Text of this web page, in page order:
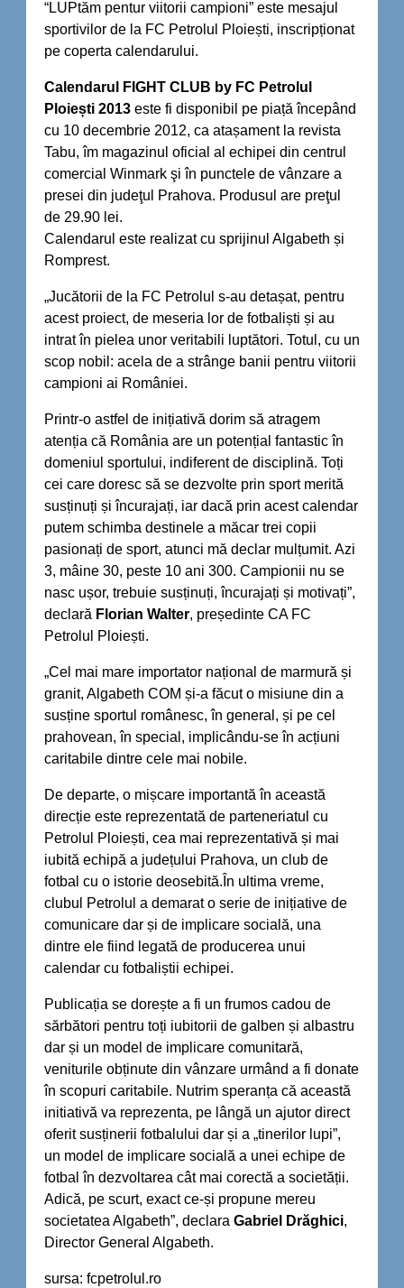
“LUPtăm pentur viitorii campioni” este mesajul
sportivilor de la FC Petrolul Ploiești, inscripționat
pe coperta calendarului.
Calendarul FIGHT CLUB by FC Petrolul
Ploiești 2013 este fi disponibil pe piață începând
cu 10 decembrie 2012, ca atașament la revista
Tabu, îm magazinul oficial al echipei din centrul
comercial Winmark şi în punctele de vânzare a
presei din judeţul Prahova. Produsul are preţul
de 29.90 lei.
Calendarul este realizat cu sprijinul Algabeth și
Romprest.
„Jucătorii de la FC Petrolul s-au detașat, pentru
acest proiect, de meseria lor de fotbaliști și au
intrat în pielea unor veritabili luptători. Totul, cu un
scop nobil: acela de a strânge banii pentru viitorii
campioni ai României.
Printr-o astfel de inițiativă dorim să atragem
atenția că România are un potențial fantastic în
domeniul sportului, indiferent de disciplină. Toți
cei care doresc să se dezvolte prin sport merită
susținuți și încurajați, iar dacă prin acest calendar
putem schimba destinele a măcar trei copii
pasionați de sport, atunci mă declar mulțumit. Azi
3, mâine 30, peste 10 ani 300. Campionii nu se
nasc ușor, trebuie susținuți, încurajați și motivați”,
declară Florian Walter, președinte CA FC
Petrolul Ploiești.
„Cel mai mare importator național de marmură și
granit, Algabeth COM și-a făcut o misiune din a
susține sportul românesc, în general, și pe cel
prahovean, în special, implicându-se în acțiuni
caritabile dintre cele mai nobile.
De departe, o mișcare importantă în această
direcție este reprezentată de parteneriatul cu
Petrolul Ploiești, cea mai reprezentativă și mai
iubită echipă a județului Prahova, un club de
fotbal cu o istorie deosebită.În ultima vreme,
clubul Petrolul a demarat o serie de inițiative de
comunicare dar și de implicare socială, una
dintre ele fiind legată de producerea unui
calendar cu fotbaliștii echipei.
Publicația se dorește a fi un frumos cadou de
sărbători pentru toți iubitorii de galben și albastru
dar și un model de implicare comunitară,
veniturile obținute din vânzare urmând a fi donate
în scopuri caritabile. Nutrim speranța că această
initiativă va reprezenta, pe lângă un ajutor direct
oferit susținerii fotbalului dar și a „tinerilor lupi”,
un model de implicare socială a unei echipe de
fotbal în dezvoltarea cât mai corectă a societății.
Adică, pe scurt, exact ce-și propune mereu
societatea Algabeth”, declara Gabriel Drăghici,
Director General Algabeth.
sursa: fcpetrolul.ro